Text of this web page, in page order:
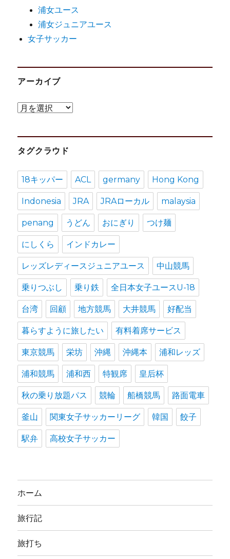
浦女ユース
浦女ジュニアユース
女子サッカー
アーカイブ
ア
カ
イ
タグクラウド
18キッパー ACL germany Hong Kong
Indonesia JRA JRAローカル malaysia
penang うどん おにぎり つけ麺
にしくら インドカレー
レッズレディースジュニアユース 中山競馬
乗りつぶし 乗り鉄 全日本女子ユースU-18
台湾 回顧 地方競馬 大井競馬 好配当
暮らすように旅したい 有料着席サービス
東京競馬 栄坊 沖縄 沖縄本 浦和レッズ
浦和競馬 浦和西 特観席 皇后杯
秋の乗り放題パス 競輪 船橋競馬 路面電車
釜山 関東女子サッカーリーグ 韓国 餃子
駅弁 高校女子サッカー
ホーム
旅行記
旅打ち